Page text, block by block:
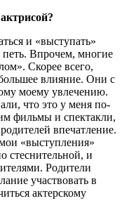
и «выступать»
петь. Впрочем, многие
Скорее всего,
влияние. Они с
моему увлечению.
что это у меня по-
фильмы и спектакли,
впечатление.
«выступления»
стеснительной, и
Родители
участвовать в
актерскому